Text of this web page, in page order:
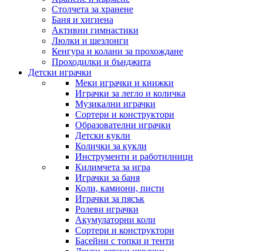
Столчета за хранене
Баня и хигиена
Активни гимнастики
Люлки и шезлонги
Кенгура и колани за прохождане
Проходилки и бънджита
Детски играчки
Меки играчки и книжки
Играчки за легло и количка
Музикални играчки
Сортери и конструктори
Образователни играчки
Детски кукли
Колички за кукли
Инструменти и работилници
Килимчета за игра
Играчки за баня
Коли, камиони, писти
Играчки за пясък
Ролеви играчки
Акумулаторни коли
Сортери и конструктори
Басейни с топки и тенти